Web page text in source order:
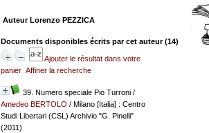
Auteur Lorenzo PEZZICA
Documents disponibles écrits par cet auteur (14)
Ajouter le résultat dans votre
panier Affiner la recherche
39. Numero speciale Pio Turroni/
Amedeo BERTOLO / Milano [Italia] : Centro
Studi Libertari (CSL) Archivio "G. Pinelli"
(2011)